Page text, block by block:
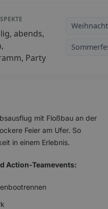
abends,
Party
mit Floßbau an der
Feier am Ufer. So
in einem Erlebnis.
Action-Teamevents: